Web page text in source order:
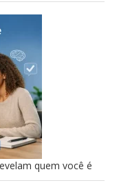
quem você é